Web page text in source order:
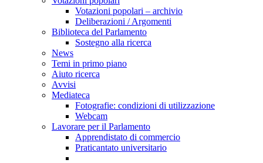
Votazioni popolari – archivio
Deliberazioni / Argomenti
Biblioteca del Parlamento
Sostegno alla ricerca
News
Temi in primo piano
Aiuto ricerca
Avvisi
Mediateca
Fotografie: condizioni di utilizzazione
Webcam
Lavorare per il Parlamento
Apprendistato di commercio
Praticantato universitario